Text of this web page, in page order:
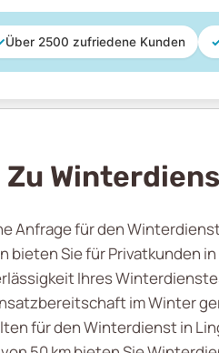
Über 2500 zufriedene Kunden
Anfrage für den
Sie für Privatkunden in
Ihres
im Winter
für den Winterdienst in